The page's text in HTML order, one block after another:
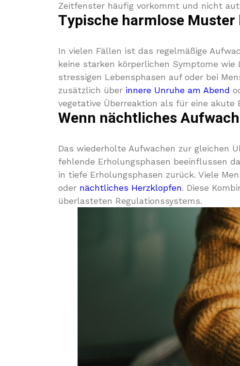
Zeitfenster häufig vorkommt und nicht
Typische harmlose
In vielen Fällen ist das regelmäßige
keine starken körperlichen Symptome
stressigen Lebensphasen auf oder bei
zusätzlich über innere Unruhe am Abend
vegetative Überreaktion als für eine akute
Wenn nächtliches
Das wiederholte Aufwachen zur gleichen
fehlende Erholungsphasen beeinflussen
in tiefe Erholungsphasen zurück. Viele
oder nächtliches Herzklopfen. Diese
überlasteten Regulationssystems.